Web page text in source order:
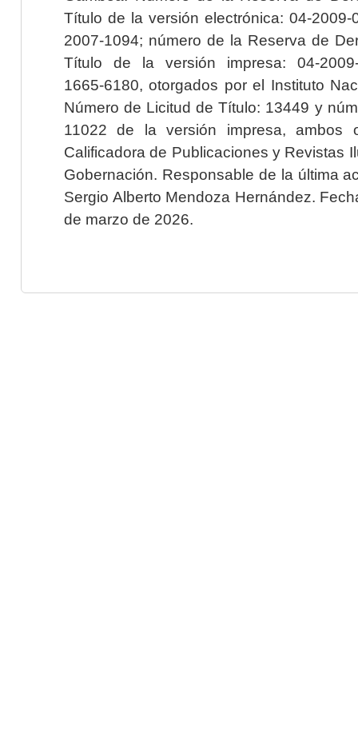
Título de la versión electrónica: 04-2009-
2007-1094; número de la Reserva de
Título de la versión impresa: 04-2009-
1665-6180, otorgados por el Instituto
Número de Licitud de Título: 13449 y
11022 de la versión impresa, ambos
Calificadora de Publicaciones y Revistas
Gobernación. Responsable de la última
Sergio Alberto Mendoza Hernández.
de marzo de 2026.